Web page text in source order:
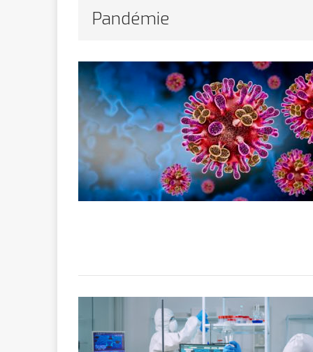
marchande
[ 7 février 2026 ]
[ 6 février 2026 ]
l’ambition
[ 2 février 2026 ]
Pandémie